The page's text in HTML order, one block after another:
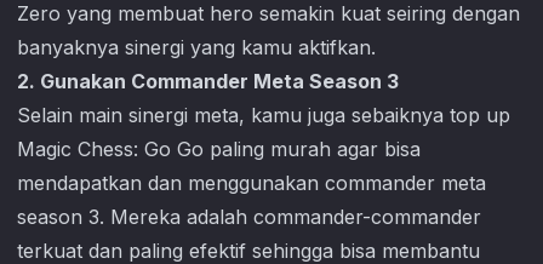
Zero yang membuat hero semakin kuat seiring dengan
banyaknya sinergi yang kamu aktifkan.
2. Gunakan Commander Meta Season 3
Selain main sinergi meta, kamu juga sebaiknya top up
Magic Chess: Go Go paling murah agar bisa
mendapatkan dan menggunakan commander meta
season 3. Mereka adalah commander-commander
terkuat dan paling efektif sehingga bisa membantu